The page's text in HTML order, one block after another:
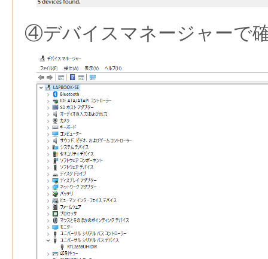
④デバイスマネージャーで